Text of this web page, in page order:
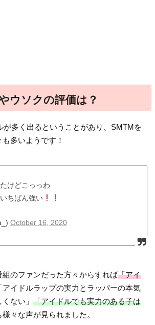
ウソクの評価は？
が多く出るということがあり、SMTMを
多いようです！
けどこっっわ
ちばん強い
October 16, 2020
のファンだった方々からすれば「アイ
アイドルラップの実力とラッパーの本気
くない」「アイドルでも実力のある子は
々な声が見られました。